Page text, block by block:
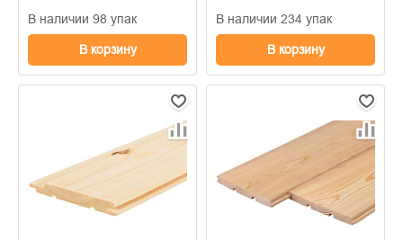
В наличии 98 упак
В корзину
В наличии 234 упак
В корзину